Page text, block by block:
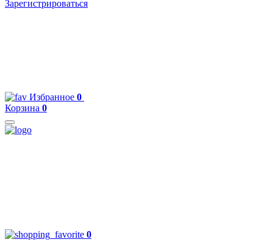
Зарегистрироваться
Избранное 0
Корзина 0
0